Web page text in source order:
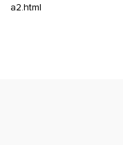
a2.html